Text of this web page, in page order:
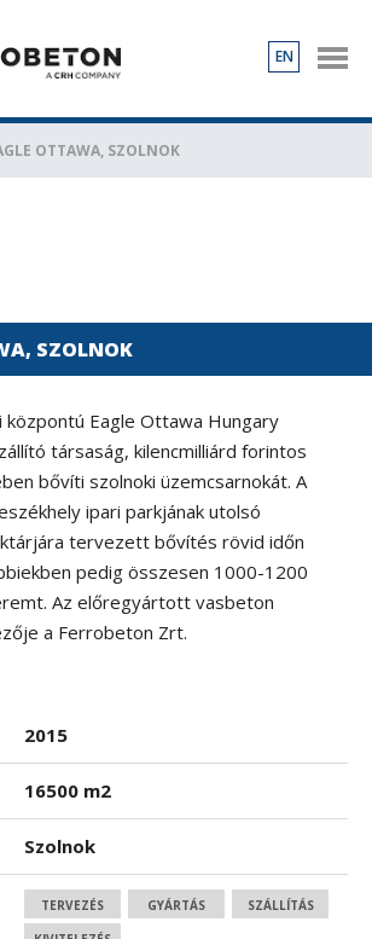
TERMÉKEK
EN
OTTAWA, SZOLNOK
SZOLNOK
központú Eagle Ottawa Hungary
társaság, kilencmilliárd forintos
bővíti szolnoki üzemcsarnokát. A
ipari parkjának utolsó
tervezett bővítés rövid időn
pedig összesen 1000-1200
Az előregyártott vasbeton
a Ferrobeton Zrt.
2015
16500 m2
Szolnok
TERVEZÉS GYÁRTÁS
SZÁLLÍTÁS